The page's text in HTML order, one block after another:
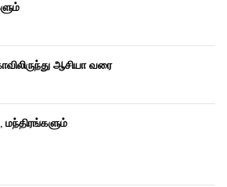
ஆசியா வரை